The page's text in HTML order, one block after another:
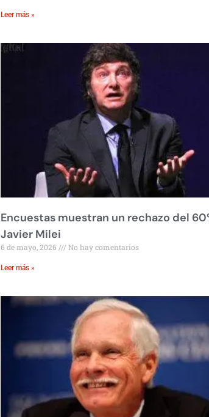
Leer más »
Encuestas muestran un rechazo del
Javier Milei
6 de mayo, 2026 No hay comentarios
Leer más »